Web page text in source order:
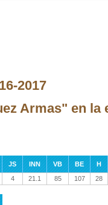
2017
Armas" en la
JS INN VB BE H
4 21.1 85 107 28